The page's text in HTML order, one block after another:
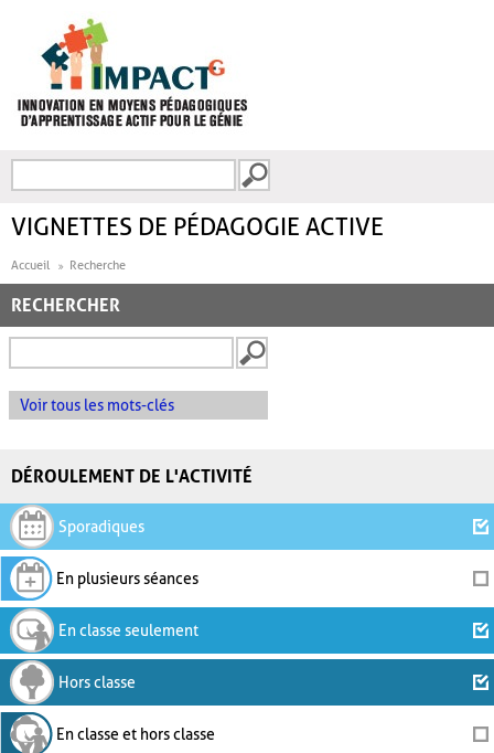
FORMULAIRE DE
VIGNETTES DE PÉDAGOGIE ACTIVE
Accueil Recherche
RECHERCHER
Voir tous les mots-clés
DÉROULEMENT DE L'ACTIVITÉ
Sporadiques
En plusieurs séances
En classe seulement
Hors classe
En classe et hors classe